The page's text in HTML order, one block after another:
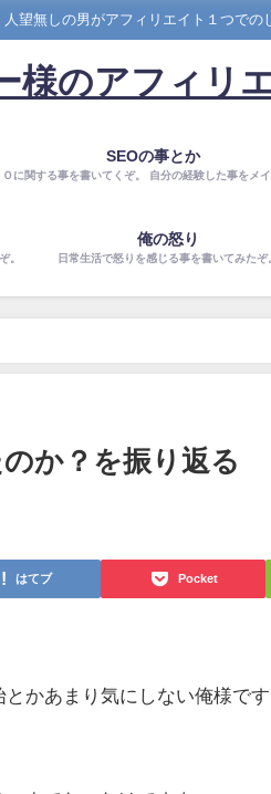
望無しの男がアフィリエイト１つでの
様のアフィリ
SEOの事とか
Ｏに関する事を書いてくぞ。 自分の経験した事をメイ
。
俺の怒り
日常生活で怒りを感じる事を書いてみたぞ
か？を振り返る
はてブ Pocket
かあまり気にしない俺様です